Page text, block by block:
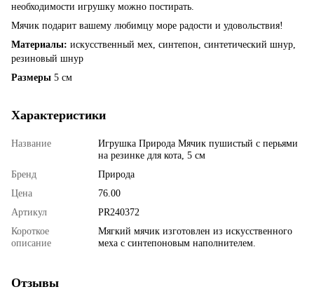
необходимости игрушку можно постирать.
Мячик подарит вашему любимцу море радости и удовольствия!
Материалы: искусственный мех, синтепон, синтетический шнур,
резиновый шнур
Размеры 5 см
Характеристики
Название
Игрушка Природа Мячик пушистый с перьями
на резинке для кота, 5 см
Бренд
Природа
Цена
76.00
Артикул
PR240372
Короткое
описание
Мягкий мячик изготовлен из искусственного
меха с синтепоновым наполнителем.
Отзывы